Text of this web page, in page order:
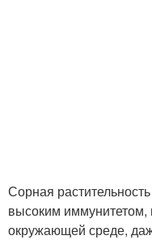
Сорная
высоким иммунитетом,
окружающей среде,